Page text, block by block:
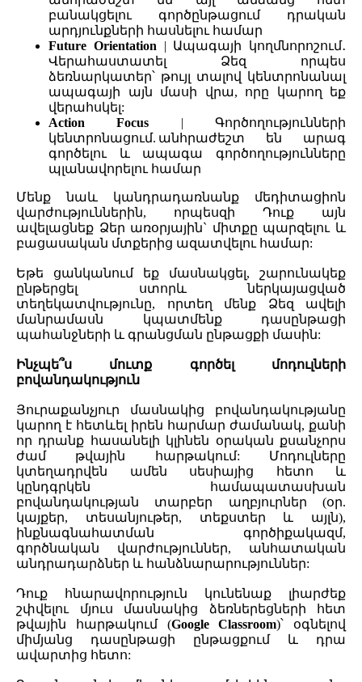
բանակցելու գործընթացում դրական
արդյունքների հասնելու համար
Future Orientation | Ապագայի կողմնորոշում․
Վերահաստատել Ձեզ որպես
ձեռնարկատեր՝ թույլ տալով կենտրոնանալ
ապագայի այն մասի վրա, որը կարող եք
վերահսկել:
Action Focus | Գործողությունների
կենտրոնացում. անհրաժեշտ են արագ
գործելու և ապագա գործողությունները
պլանավորելու համար
Մենք նաև կանդրադառնանք մեդիտացիոն
վարժություններին, որպեսզի Դուք այն
ավելացնեք Ձեր առօրյային` միտքը պարզելու և
բացասական մտքերից ազատվելու համար:
Եթե ցանկանում եք մասնակցել, շարունակեք
ընթերցել ստորև ներկայացված
տեղեկատվությունը, որտեղ մենք Ձեզ ավելի
մանրամասն կպատմենք դասընթացի
պահանջների և գրանցման ընթացքի մասին:
Ինչպե՞ս մուտք գործել մոդուլների
բովանդակություն
Յուրաքանչյուր մասնակից բովանդակությանը
կարող է հետևել իրեն հարմար ժամանակ, քանի
որ դրանք հասանելի կլինեն օրական քսանչորս
ժամ թվային հարթակում: Մոդուլները
կտեղադրվեն ամեն սեսիայից հետո և
կընդգրկեն համապատասխան
բովանդակության տարբեր աղբյուրներ (օր.
կայքեր, տեսանյութեր, տեքստեր և այլն),
ինքնագնահատման գործիքակազմ,
գործնական վարժություններ, անհատական
անդրադարձներ և հանձնարարություններ:
Դուք հնարավորություն կունենաք լիարժեք
շփվելու մյուս մասնակից ձեռներեցների հետ
թվային հարթակում (Google Classroom)՝ օգնելով
միմյանց դասընթացի ընթացքում և դրա
ավարտից հետո: